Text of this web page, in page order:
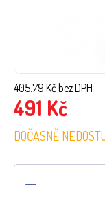
405.79 Kč bez DPH
491 Kč
DOČASNĚ